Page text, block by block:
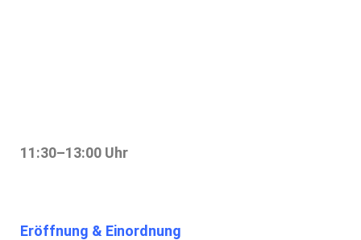
11:30–13:00 Uhr
Eröffnung & Einordnung